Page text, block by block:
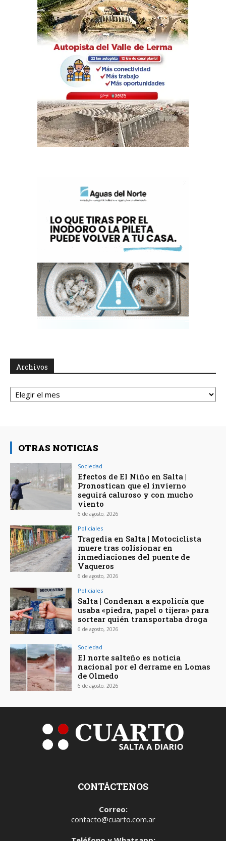
Archivos
Archivos
OTRAS NOTICIAS
Sociedad
Efectos de El Niño en Salta |
Pronostican que el invierno
seguirá caluroso y con mucho
viento
6 de agosto, 2026
Policiales
Tragedia en Salta | Motociclista
muere tras colisionar en
inmediaciones del puente de
Vaqueros
6 de agosto, 2026
Policiales
Salta | Condenan a expolicía que
usaba «piedra, papel o tijera» para
sortear quién transportaba droga
6 de agosto, 2026
Sociedad
El norte salteño es noticia
nacional por el derrame en Lomas
de Olmedo
6 de agosto, 2026
CONTÁCTENOS
Correo:
contacto@cuarto.com.ar